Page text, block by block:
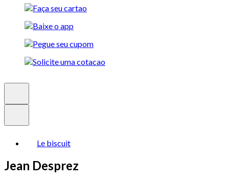
Le biscuit
Jean Desprez